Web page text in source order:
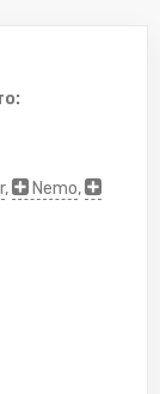
, Nemo,